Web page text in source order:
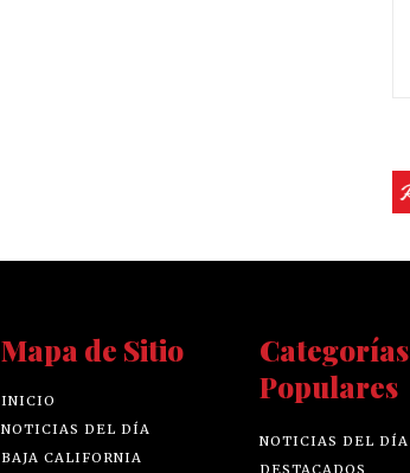
Mapa de Sitio
INICIO
NOTICIAS DEL DÍA
BAJA CALIFORNIA
Categorías
Populares
NOTICIAS DEL DÍA